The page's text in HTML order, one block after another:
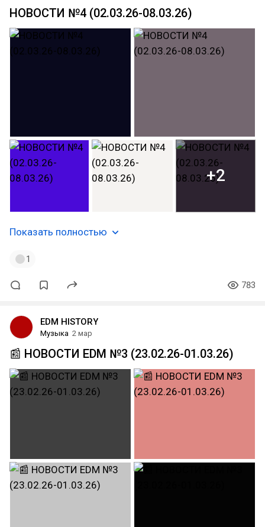
НОВОСТИ №4 (02.03.26-08.03.26)
+2
Показать полностью
1
783
EDM HISTORY
Музыка 2 мар
📰 НОВОСТИ EDM №3 (23.02.26-01.03.26)